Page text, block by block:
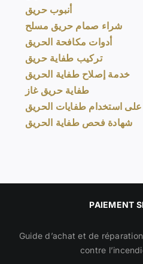
أنبوب حريق
شراء صمام حريق مسلح
أدوات مكافحة الحريق
تركيب طفاية حريق
خدمة إصلاح طفاية الحريق
طفاية حريق غاز
استخدام طفايات الحريق
شهادة فحص طفاية الحريق
PAIEMENT
Guide d’achat et de
contre